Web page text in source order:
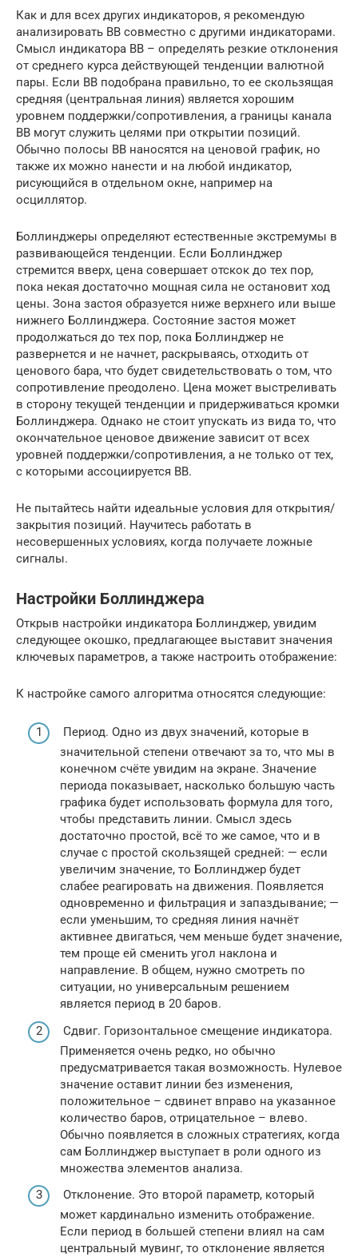
Как и для всех других индикаторов, я рекомендую
анализировать ВВ совместно с другими индикаторами.
Смысл индикатора ВВ – определять резкие отклонения
от среднего курса действующей тенденции валютной
пары. Если ВВ подобрана правильно, то ее скользящая
средняя (центральная линия) является хорошим
уровнем поддержки/сопротивления, а границы канала
ВВ могут служить целями при открытии позиций.
Обычно полосы ВВ наносятся на ценовой график, но
также их можно нанести и на любой индикатор,
рисующийся в отдельном окне, например на
осциллятор.
Боллинджеры определяют естественные экстремумы в
развивающейся тенденции. Если Боллинджер
стремится вверх, цена совершает отскок до тех пор,
пока некая достаточно мощная сила не остановит ход
цены. Зона застоя образуется ниже верхнего или выше
нижнего Боллинджера. Состояние застоя может
продолжаться до тех пор, пока Боллинджер не
развернется и не начнет, раскрываясь, отходить от
ценового бара, что будет свидетельствовать о том, что
сопротивление преодолено. Цена может выстреливать
в сторону текущей тенденции и придерживаться кромки
Боллинджера. Однако не стоит упускать из вида то, что
окончательное ценовое движение зависит от всех
уровней поддержки/сопротивления, а не только от тех,
с которыми ассоциируется ВВ.
Не пытайтесь найти идеальные условия для открытия/
закрытия позиций. Научитесь работать в
несовершенных условиях, когда получаете ложные
сигналы.
Настройки Боллинджера
Открыв настройки индикатора Боллинджер, увидим
следующее окошко, предлагающее выставит значения
ключевых параметров, а также настроить отображение:
К настройке самого алгоритма относятся следующие:
Период. Одно из двух значений, которые в
значительной степени отвечают за то, что мы в
конечном счёте увидим на экране. Значение
периода показывает, насколько большую часть
графика будет использовать формула для того,
чтобы представить линии. Смысл здесь
достаточно простой, всё то же самое, что и в
случае с простой скользящей средней: — если
увеличим значение, то Боллинджер будет
слабее реагировать на движения. Появляется
одновременно и фильтрация и запаздывание; —
если уменьшим, то средняя линия начнёт
активнее двигаться, чем меньше будет значение,
тем проще ей сменить угол наклона и
направление. В общем, нужно смотреть по
ситуации, но универсальным решением
является период в 20 баров.
Сдвиг. Горизонтальное смещение индикатора.
Применяется очень редко, но обычно
предусматривается такая возможность. Нулевое
значение оставит линии без изменения,
положительное – сдвинет вправо на указанное
количество баров, отрицательное – влево.
Обычно появляется в сложных стратегиях, когда
сам Боллинджер выступает в роли одного из
множества элементов анализа.
Отклонение. Это второй параметр, который
может кардинально изменить отображение.
Если период в большей степени влиял на сам
центральный мувинг, то отклонение является